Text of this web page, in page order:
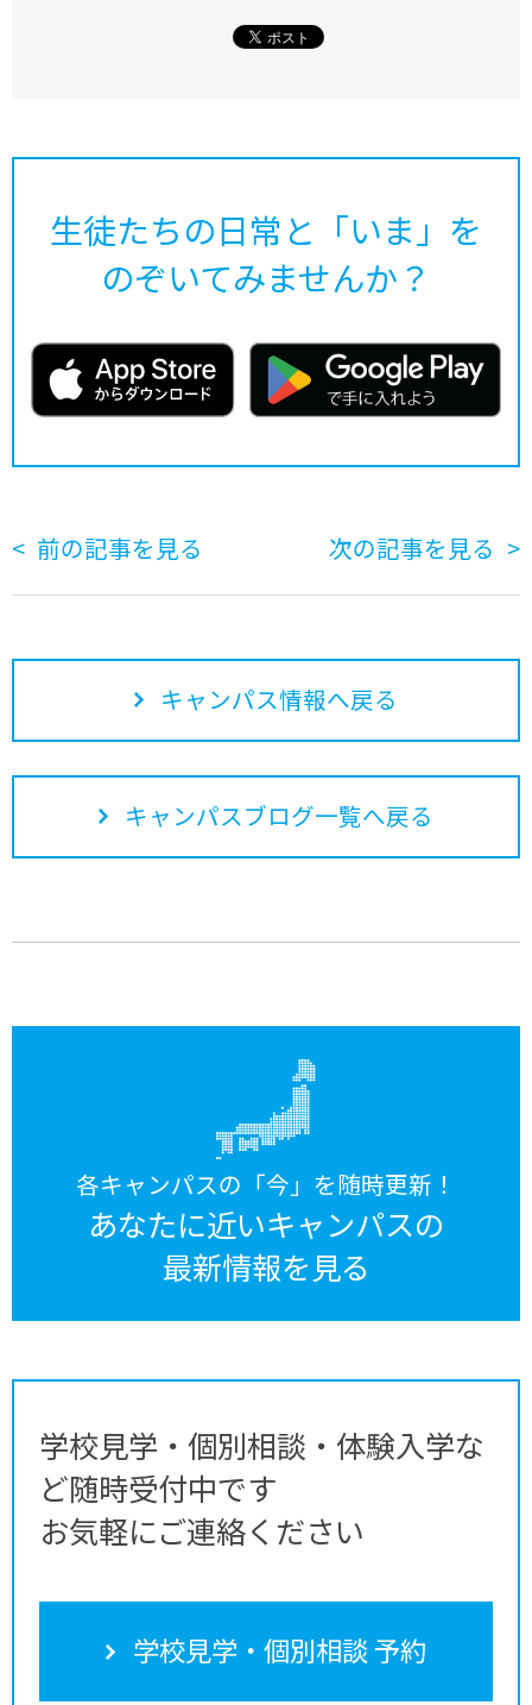
生徒たちの日常と「いま」を
のぞいてみませんか？
前の記事を見る 次の記事を見る
キャンパス情報へ戻る
キャンパスブログ一覧へ戻る
各キャンパスの「今」を随時更新！
あなたに近いキャンパスの
最新情報を見る
学校見学・個別相談・体験入学な
ど随時受付中です
お気軽にご連絡ください
学校見学・個別相談 予約